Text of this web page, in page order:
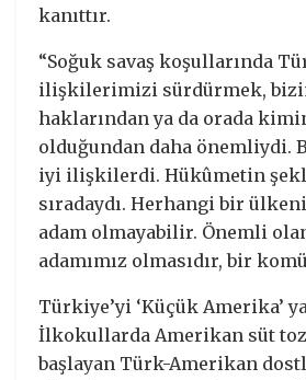
kanıttır.
“Soğuk savaş koşullarında
ilişkilerimizi sürdürmek,
haklarından ya da orada
olduğundan daha önemliydi.
iyi ilişkilerdi. Hükûmetin
sıradaydı. Herhangi bir
adam olmayabilir. Önemli
adamımız olmasıdır, bir
Türkiye’yi ‘Küçük Amerika’
İlkokullarda Amerikan süt
başlayan Türk-Amerikan